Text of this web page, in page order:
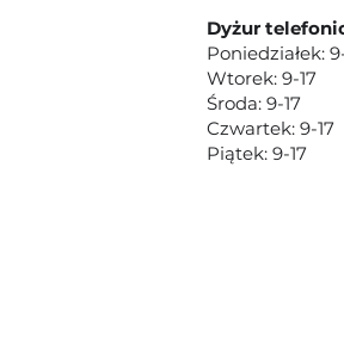
Dyżur
Poniedziałek:
Wtorek: 9-17
Środa: 9-17
Czwartek: 9-17
Piątek: 9-17